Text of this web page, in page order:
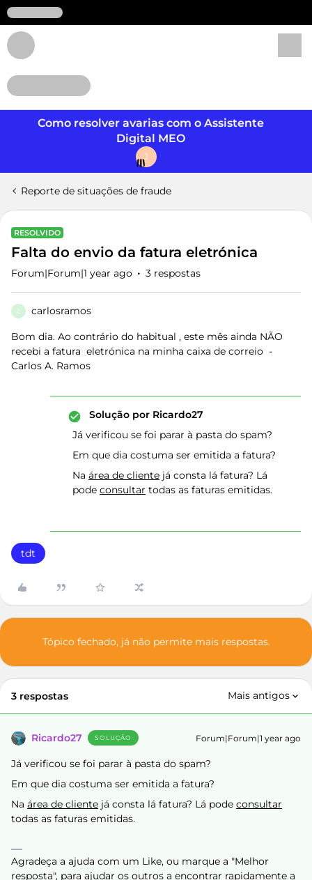
Como resolver avarias com o Assistente
Digital MEO
J
Reporte de situações de fraude
RESOLVIDO
Falta do envio da fatura eletrónica
Forum|Forum|1 year ago 3 respostas
C carlosramos
Bom dia. Ao contrário do habitual , este mês ainda NÃO
recebi a fatura eletrónica na minha caixa de correio -
Carlos A. Ramos
Solução por Ricardo27
Já verificou se foi parar à pasta do spam?
Em que dia costuma ser emitida a fatura?
Na área de cliente já consta lá fatura? Lá
pode consultar todas as faturas emitidas.
tdt
Tópico fechado, já não permite mais respostas.
3 respostas Mais antigos
Ricardo27 SOLUÇÃO Forum|Forum|1 year ago
Já verificou se foi parar à pasta do spam?
Em que dia costuma ser emitida a fatura?
Na área de cliente já consta lá fatura? Lá pode consultar
todas as faturas emitidas.
Agradeça a ajuda com um Like, ou marque a "Melhor
resposta", para ajudar os outros a encontrar rapidamente a